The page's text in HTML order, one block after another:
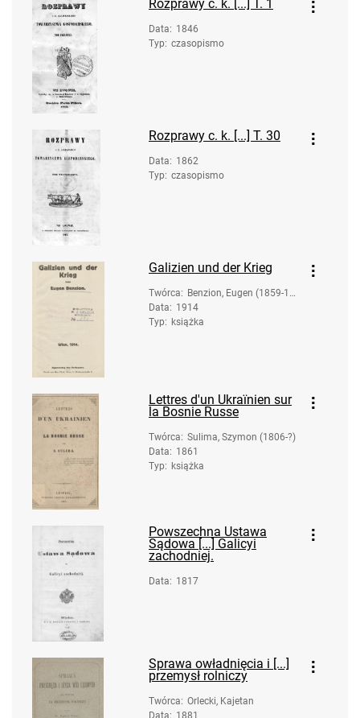
Rozprawy c. k. [...] T. 1
Data: 1846
Typ: czasopismo
Rozprawy c. k. [...] T. 30
Data: 1862
Typ: czasopismo
Galizien und der Krieg
Twórca: Benzion, Eugen (1859-19
40)
Data: 1914
Typ: książka
Lettres d'un Ukraïnien sur
la Bosnie Russe
Twórca: Sulima, Szymon (1806-?)
Data: 1861
Typ: książka
Powszechna Ustawa
Sądowa [...] Galicyi
zachodniej.
Data: 1817
Sprawa owładnięcia i [...]
przemysł rolniczy
Twórca: Orlecki, Kajetan